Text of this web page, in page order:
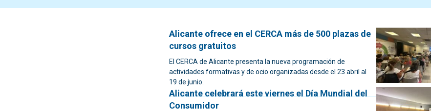
Alicante ofrece en el CERCA más de 500 plazas de
cursos gratuitos
El CERCA de Alicante presenta la nueva programación de
actividades formativas y de ocio organizadas desde el 23 abril al
19 de junio.
Alicante celebrará este viernes el Día Mundial del
Consumidor